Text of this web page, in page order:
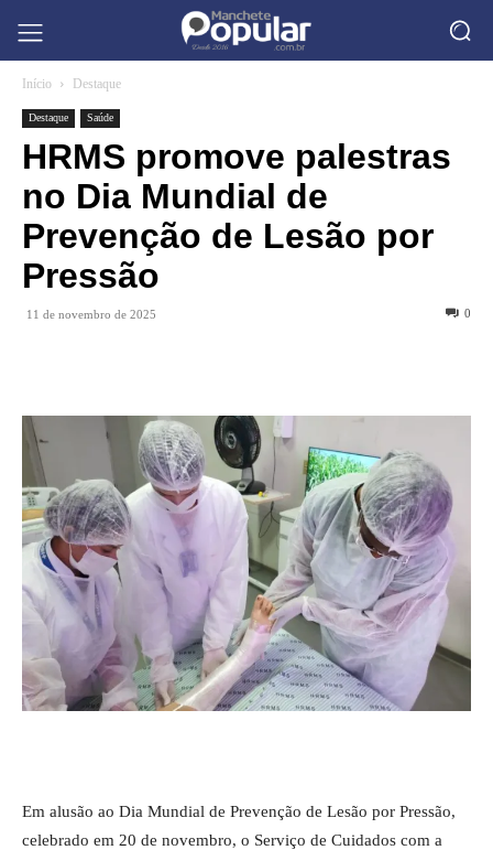
Início Destaque
Destaque Saúde
HRMS promove palestras
no Dia Mundial de
Prevenção de Lesão por
Pressão
11 de novembro de 2025 0
Em alusão ao Dia Mundial de Prevenção de Lesão por Pressão,
celebrado em 20 de novembro, o Serviço de Cuidados com a